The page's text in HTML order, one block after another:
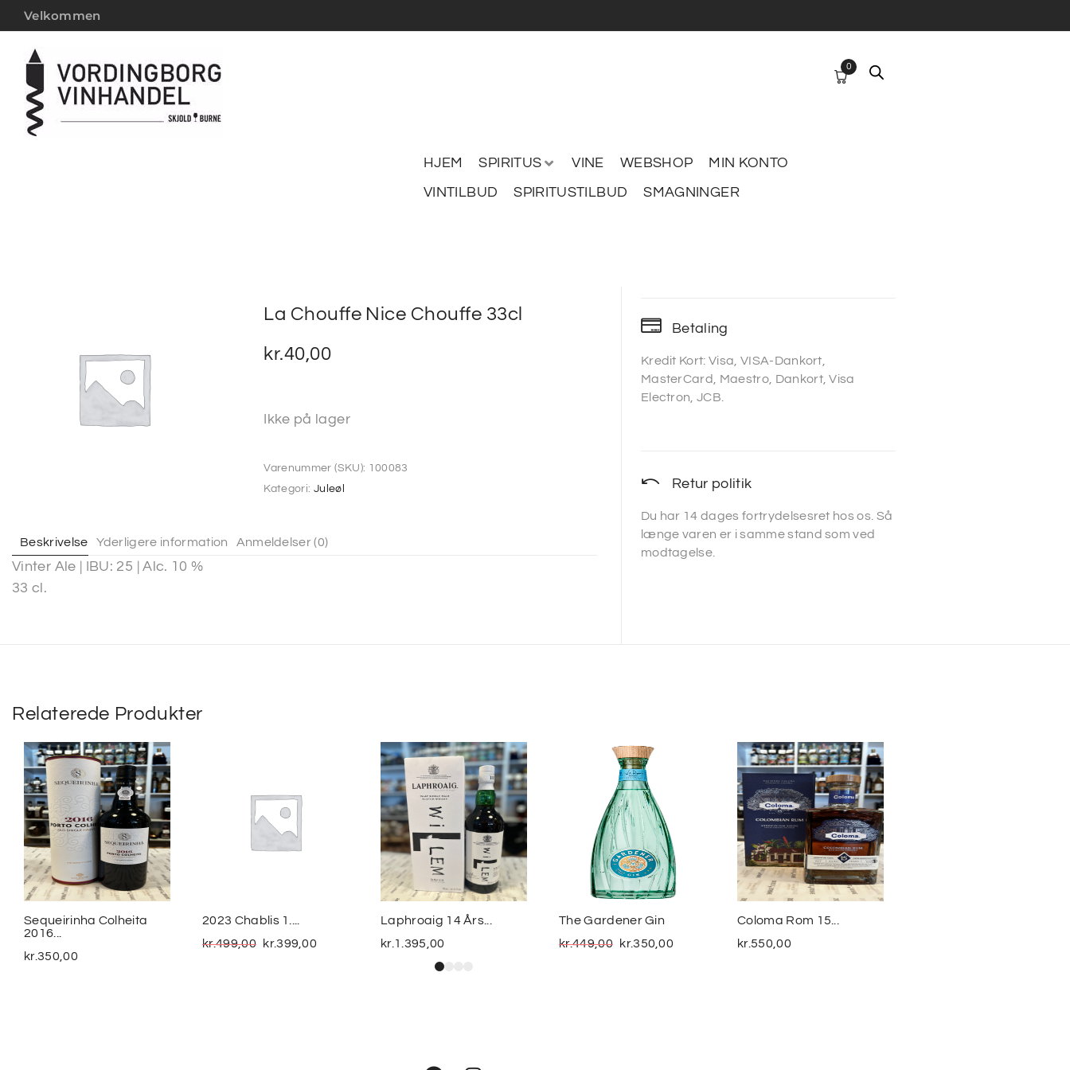
Velkommen
HJEM SPIRITUS VINE WEBSHOP
MIN KONTO
VINTILBUD
SPIRITUSTILBUD SMAGNINGER
0
La Chouffe Nice Chouffe 33cl
kr.40,00
Ikke på lager
Varenummer (SKU): 100083
Kategori: Juleøl
Beskrivelse Yderligere information Anmeldelser (0)
Vinter Ale | IBU: 25 | Alc. 10 %
33 cl.
Betaling
Kredit Kort: Visa, VISA-Dankort,
MasterCard, Maestro, Dankort, Visa
Electron, JCB.
Retur politik
Du har 14 dages fortrydelsesret hos os. Så
længe varen er i samme stand som ved
modtagelse.
Relaterede Produkter
Sequeirinha Colheita
2016...
kr.350,00
2023 Chablis 1....
kr.499,00 kr.399,00
Laphroaig 14 Års...
kr. 1.395,00
The Gardener Gin
kr.449,00 kr.350,00
Coloma Rom 15...
kr.550,00